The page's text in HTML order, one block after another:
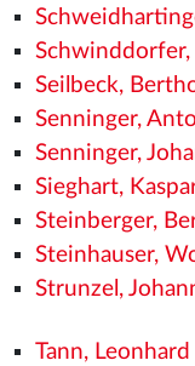
Schwinddorfer,
Seilbeck,
Senninger,
Senninger,
Sieghart,
Steinberger,
Steinhauser,
Strunzel,
Tann, Leonhard